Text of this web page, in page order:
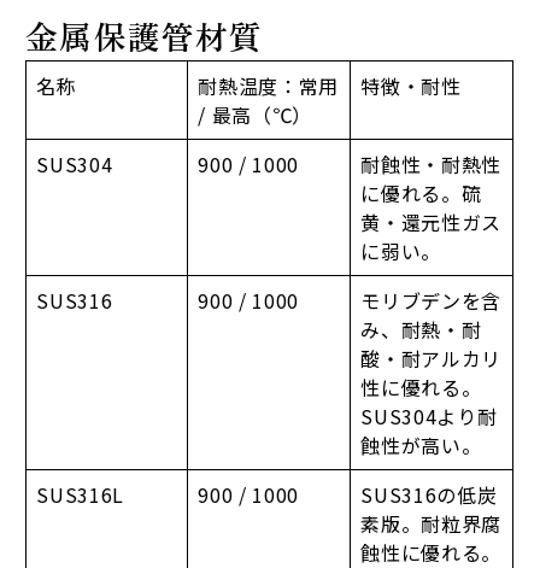
金属保護管材質
名称
耐熱温度：常用
/ 最高（℃）
特徴・耐性
SUS304 900 / 1000
耐蝕性・耐熱性
に優れる。硫
黄・還元性ガス
に弱い。
SUS316
900 / 1000
モリブデンを含
み、耐熱・耐
酸・耐アルカリ
性に優れる。
SUS304より耐
蝕性が高い。
SUS316L
900 / 1000
SUS316の低炭
素版。耐粒界腐
蝕性に優れる。